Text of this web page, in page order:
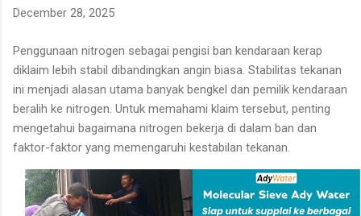
December 28, 2025
Penggunaan nitrogen sebagai pengisi ban kendaraan kerap
diklaim lebih stabil dibandingkan angin biasa. Stabilitas tekanan
ini menjadi alasan utama banyak bengkel dan pemilik kendaraan
beralih ke nitrogen. Untuk memahami klaim tersebut, penting
mengetahui bagaimana nitrogen bekerja di dalam ban dan
faktor-faktor yang memengaruhi kestabilan tekanan.